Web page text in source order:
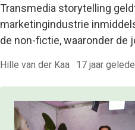
Transmedia storytelling
marketingindustrie
de non-fictie, waaronder de
Hille van der Kaa · 17 jaar